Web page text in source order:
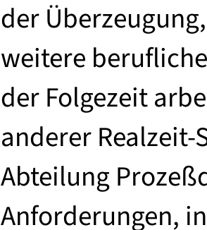
der
weitere
der Folgezeit
anderer
Abteilung
Anforderungen,